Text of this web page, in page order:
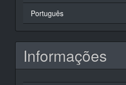
Português
Informações